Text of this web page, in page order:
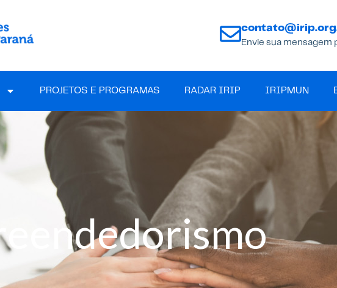
Envie sua mensagem
PROJETOS E PROGRAMAS RADAR IRIP IRIPMUN